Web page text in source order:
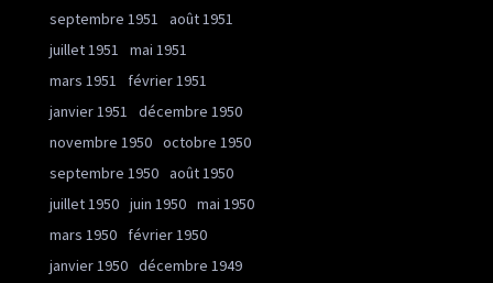
septembre 1951
août 1951
juillet 1951
mai 1951
mars 1951
février 1951
janvier 1951
décembre 1950
novembre 1950 octobre 1950
septembre 1950 août 1950
juillet 1950 juin 1950 mai 1950
mars 1950
février 1950
janvier 1950 décembre 1949